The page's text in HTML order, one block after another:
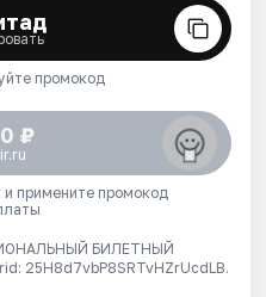
промокод
₽
примените промокод
БИЛЕТНЫЙ
25H8d7vbP8SRTvHZrUcdLB.